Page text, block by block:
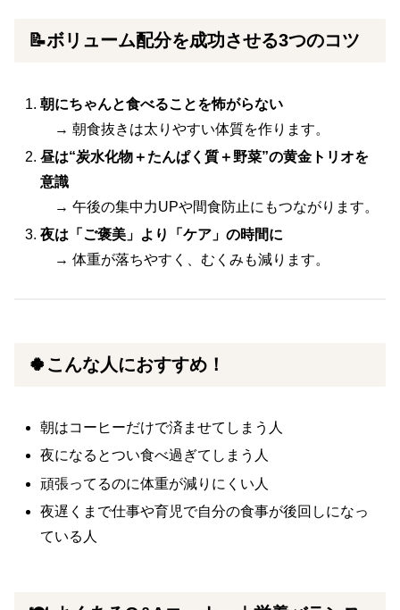
📝ボリューム配分を成功させる3つのコツ
朝にちゃんと食べることを怖がらない
→ 朝食抜きは太りやすい体質を作ります。
昼は“炭水化物＋たんぱく質＋野菜”の黄金トリオを
意識
→ 午後の集中力UPや間食防止にもつながります。
夜は「ご褒美」より「ケア」の時間に
→ 体重が落ちやすく、むくみも減ります。
🍀こんな人におすすめ！
朝はコーヒーだけで済ませてしまう人
夜になるとつい食べ過ぎてしまう人
頑張ってるのに体重が減りにくい人
夜遅くまで仕事や育児で自分の食事が後回しになっ
ている人